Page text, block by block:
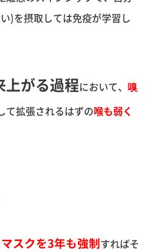
)を摂取しては免疫が学習し
上がる過程において、 嗅
て拡張されるはずの喉も弱く
スクを3年も強制すればそ